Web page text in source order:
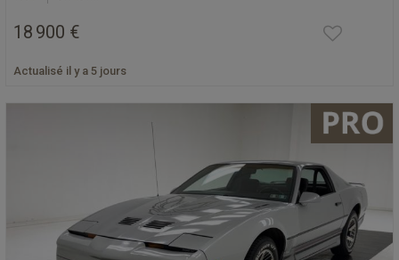
18 900 €
Actualisé il y a 5 jours